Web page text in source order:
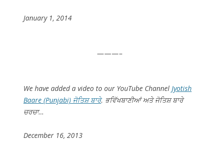
January 1, 2014
———–
We have added a video to our YouTube Channel Jyotish
Baare (Punjabi) ਜੋਤਿਸ਼ ਬਾਰੇ. ਭਵਿੱਖਬਾਣੀਆਂ ਅਤੇ ਜੋਤਿਸ਼ ਬਾਰੇ
ਚਰਚਾ…
December 16, 2013